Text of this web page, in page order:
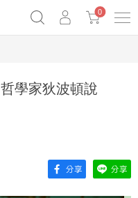
0
學家狄波頓說